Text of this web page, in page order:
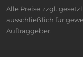
Alle Preise zzgl.
ausschließlich für
Auftraggeber.